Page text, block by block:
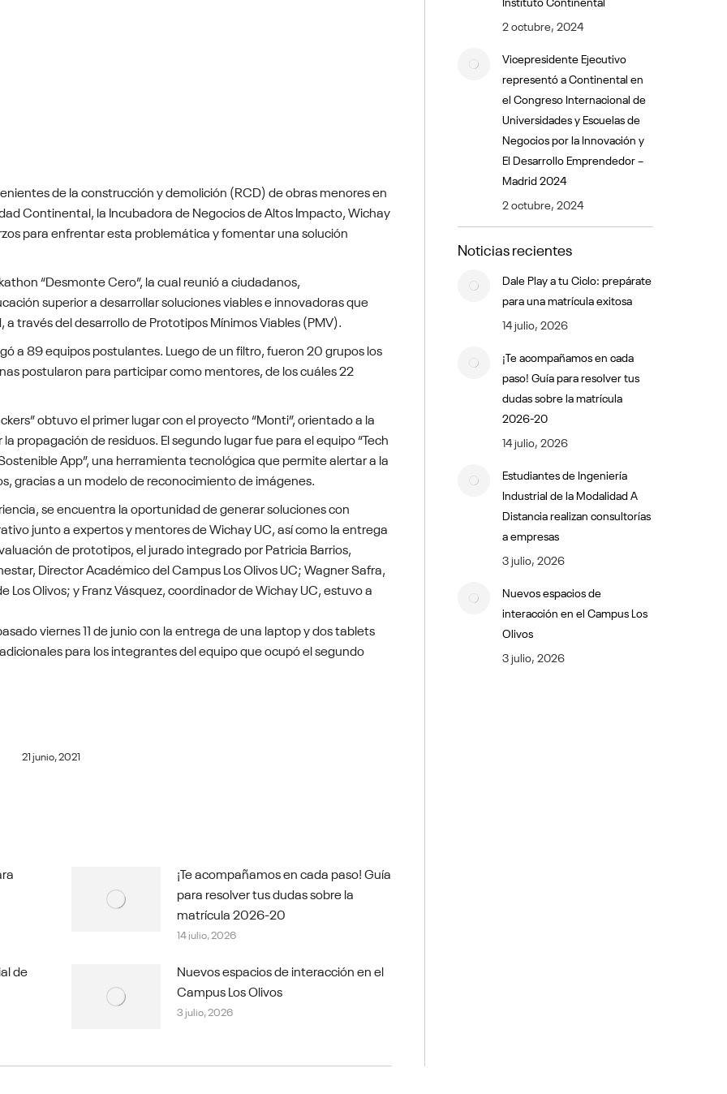
de la construcción y demolición (RCD) de obras menores en
Continental, la Incubadora de Negocios de Altos Impacto, Wichay
para enfrentar esta problemática y fomentar una solución
“Desmonte Cero”, la cual reunió a ciudadanos,
superior a desarrollar soluciones viables e innovadoras que
través del desarrollo de Prototipos Mínimos Viables (PMV).
a 89 equipos postulantes. Luego de un filtro, fueron 20 grupos los
postularon para participar como mentores, de los cuáles 22
obtuvo el primer lugar con el proyecto “Monti”, orientado a la
de residuos. El segundo lugar fue para el equipo “Tech
App”, una herramienta tecnológica que permite alertar a la
gracias a un modelo de reconocimiento de imágenes.
se encuentra la oportunidad de generar soluciones con
junto a expertos y mentores de Wichay UC, así como la entrega
de prototipos, el jurado integrado por Patricia Barrios,
Director Académico del Campus Los Olivos UC; Wagner Safra,
Olivos; y Franz Vásquez, coordinador de Wichay UC, estuvo a
viernes 11 de junio con la entrega de una laptop y dos tablets
para los integrantes del equipo que ocupó el segundo
21 junio, 2021
¡Te acompañamos en cada paso! Guía
para resolver tus dudas sobre la
matrícula 2026-20
14 julio, 2026
de
Nuevos espacios de interacción en el
Campus Los Olivos
3 julio, 2026
2 octubre, 2024
Vicepresidente Ejecutivo
representó a Continental en
el Congreso Internacional de
Universidades y Escuelas de
Negocios por la Innovación y
El Desarrollo Emprendedor –
Madrid 2024
2 octubre, 2024
Noticias recientes
Dale Play a tu Ciclo: prepárate
para una matrícula exitosa
14 julio, 2026
¡Te acompañamos en cada
paso! Guía para resolver tus
dudas sobre la matrícula
2026-20
14 julio, 2026
Estudiantes de Ingeniería
Industrial de la Modalidad A
Distancia realizan consultorías
a empresas
3 julio, 2026
Nuevos espacios de
interacción en el Campus Los
Olivos
3 julio, 2026